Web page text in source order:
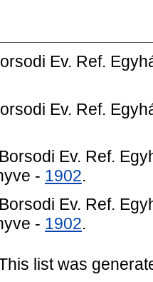
Ev. Ref.
Ev. Ref.
Ev. Ref.
- 1902.
Ev. Ref.
- 1902.
list was